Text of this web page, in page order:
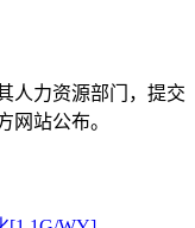
人力资源部门，提交
网站公布。